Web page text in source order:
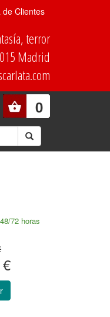
de Clientes
terror
Madrid
0
72 horas